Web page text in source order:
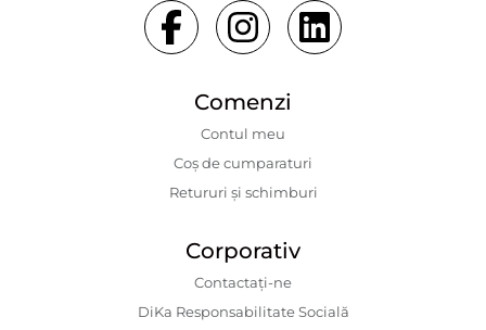
Comenzi
Contul meu
Coș de cumparaturi
Retururi și schimburi
Corporativ
Contactaţi-ne
DiKa Responsabilitate Socială